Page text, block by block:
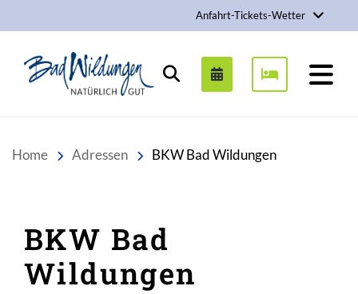
Anfahrt-Tickets-Wetter
Stadt Bad Wildungen
Suchen
Home Adressen BKW Bad Wildungen
BKW Bad
Wildungen